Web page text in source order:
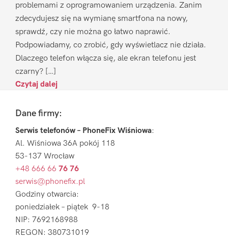
problemami z oprogramowaniem urządzenia. Zanim
zdecydujesz się na wymianę smartfona na nowy,
sprawdź, czy nie można go łatwo naprawić.
Podpowiadamy, co zrobić, gdy wyświetlacz nie działa.
Dlaczego telefon włącza się, ale ekran telefonu jest
czarny? […]
Czytaj dalej
FooterDane firmy:
Serwis telefonów – PhoneFix Wiśniowa:
Al. Wiśniowa 36A pokój 118
53-137 Wrocław
+48 666 66 76 76
serwis@phonefix.pl
Godziny otwarcia:
poniedziałek – piątek 9-18
NIP: 7692168988
REGON: 380731019